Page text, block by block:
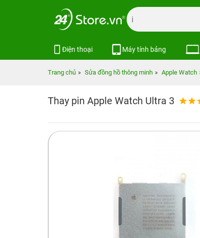
Điện thoại Máy tính bảng
Trang chủ Sửa đồng hồ thông minh Apple Watch
Thay pin Apple Watch Ultra 3